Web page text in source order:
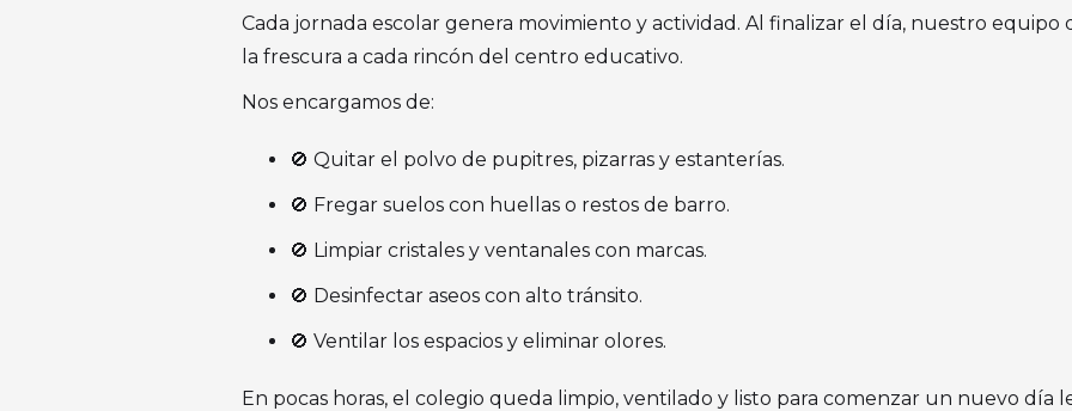
Cada jornada escolar genera movimiento y actividad. Al finalizar el día, nuestro
la frescura a cada rincón del centro educativo.
Nos encargamos de:
🚫 Quitar el polvo de pupitres, pizarras y estanterías.
🚫 Fregar suelos con huellas o restos de barro.
🚫 Limpiar cristales y ventanales con marcas.
🚫 Desinfectar aseos con alto tránsito.
🚫 Ventilar los espacios y eliminar olores.
En pocas horas, el colegio queda limpio, ventilado y listo para comenzar un nuevo día